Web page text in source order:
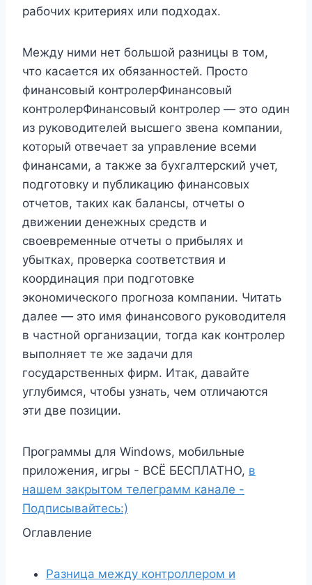
рабочих критериях или подходах.
Между ними нет большой разницы в том,
что касается их обязанностей. Просто
финансовый контролерФинансовый
контролерФинансовый контролер — это один
из руководителей высшего звена компании,
который отвечает за управление всеми
финансами, а также за бухгалтерский учет,
подготовку и публикацию финансовых
отчетов, таких как балансы, отчеты о
движении денежных средств и
своевременные отчеты о прибылях и
убытках, проверка соответствия и
координация при подготовке
экономического прогноза компании. Читать
далее — это имя финансового руководителя
в частной организации, тогда как контролер
выполняет те же задачи для
государственных фирм. Итак, давайте
углубимся, чтобы узнать, чем отличаются
эти две позиции.
Программы для Windows, мобильные
приложения, игры - ВСЁ БЕСПЛАТНО, в
нашем закрытом телеграмм канале -
Подписывайтесь:)
Оглавление
Разница между контроллером и